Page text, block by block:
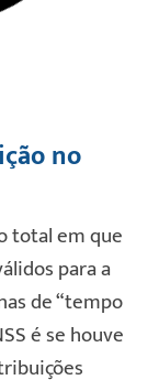
no
total em que
para a
de “tempo
é se houve